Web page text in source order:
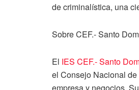
de criminalística, una
Sobre CEF.- Santo
El IES CEF.- Santo
el Consejo Nacional
empresa y negocios.